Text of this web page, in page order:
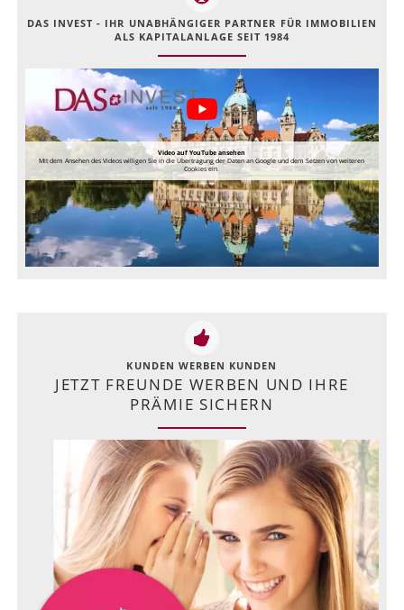
DAS INVEST - IHR UNABHÄNGIGER PARTNER FÜR IMMOBILIEN
ALS KAPITALANLAGE SEIT 1984
Video auf YouTube ansehen
Mit dem Ansehen des Videos willigen Sie in die Übertragung der Daten an Google und dem Setzen von weiteren
Cookies ein.
KUNDEN WERBEN KUNDEN
JETZT FREUNDE WERBEN UND IHRE
PRÄMIE SICHERN